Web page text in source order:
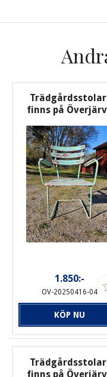
finns på
1.850:-
OV-20250416-04
KÖP NU
finns på